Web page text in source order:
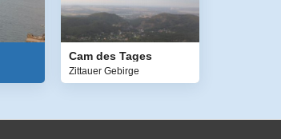
Cam des Tages
Zittauer Gebirge